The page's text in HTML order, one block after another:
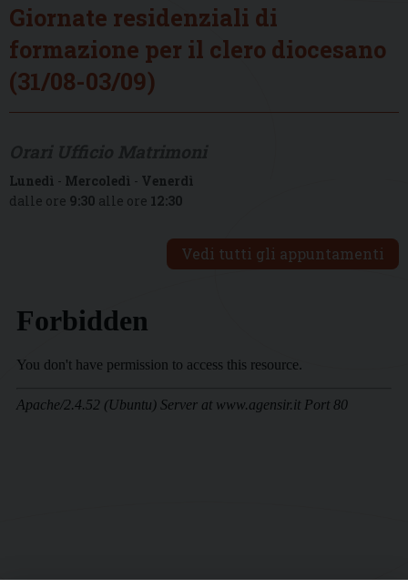
Giornate residenziali di
formazione per il clero diocesano
(31/08-03/09)
Lunedì - Mercoledì - Venerdì
dalle ore 9:30 alle ore 12:30
Vedi tutti gli appuntamenti